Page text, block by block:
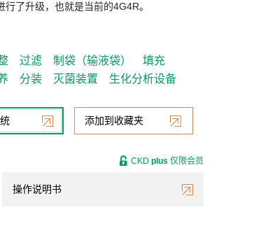
了升级，也就是当前的4G4R。
过滤 制袋（输液袋）
填充
分装 灭菌装置 生化分析设备
添加到收藏夹
操作说明书
CKD plus 仅限会员